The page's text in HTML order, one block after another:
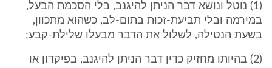
(1) נוטל ונושא דבר הניתן להיגנב, בלי הסכמת הבעל,
במירמה ובלי תביעת-זכות בתום-לב, כשהוא מתכוון,
בשעת הנטילה, לשלול את הדבר מבעלו שלילת-קבע;
(2) בהיותו מחזיק כדין דבר הניתן להיגנב, בפיקדון או